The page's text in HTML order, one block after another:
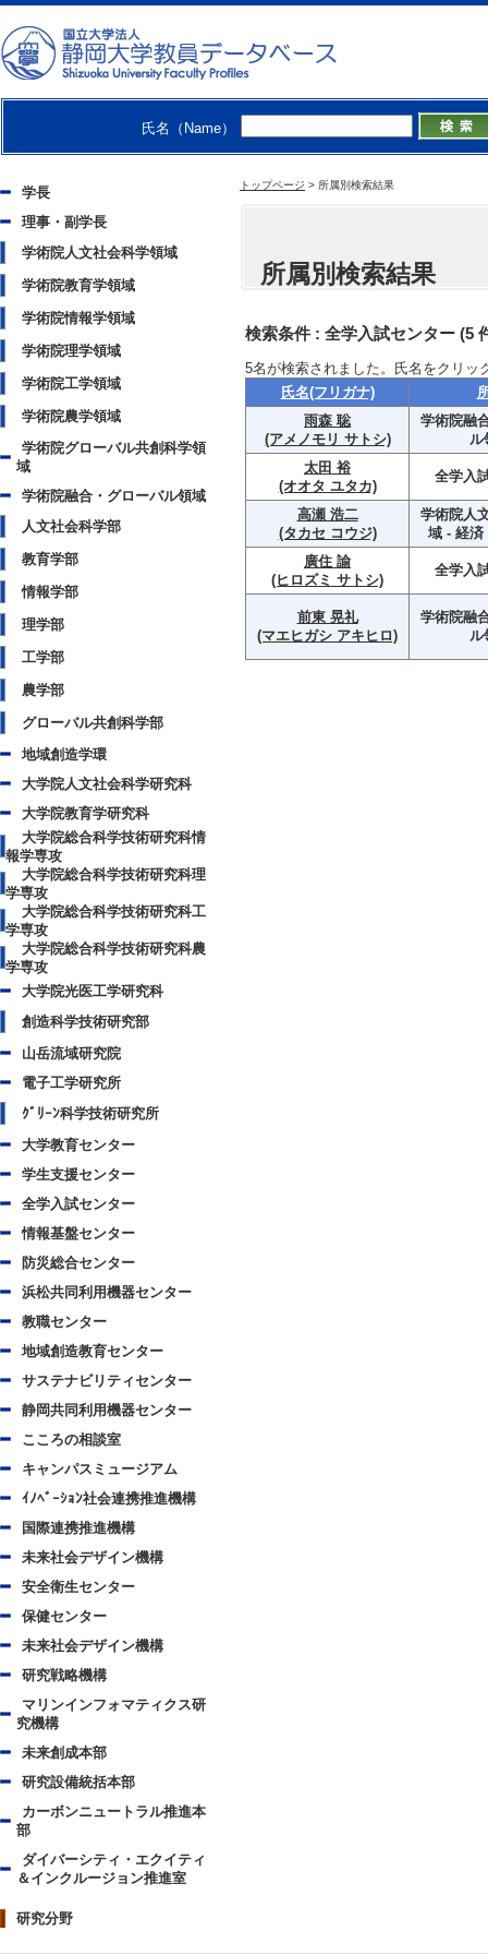
氏名（Name）
学長
理事・副学長
学術院人文社会科学領域
学術院教育学領域
学術院情報学領域
学術院理学領域
学術院工学領域
学術院農学領域
学術院グローバル共創科学領
域
学術院融合・グローバル領域
人文社会科学部
教育学部
情報学部
理学部
工学部
農学部
グローバル共創科学部
地域創造学環
大学院人文社会科学研究科
大学院教育学研究科
大学院総合科学技術研究科情
報学専攻
大学院総合科学技術研究科理
学専攻
大学院総合科学技術研究科工
学専攻
大学院総合科学技術研究科農
学専攻
大学院光医工学研究科
創造科学技術研究部
山岳流域研究院
電子工学研究所
ｸﾞﾘｰﾝ科学技術研究所
大学教育センター
学生支援センター
全学入試センター
情報基盤センター
防災総合センター
浜松共同利用機器センター
教職センター
地域創造教育センター
サステナビリティセンター
静岡共同利用機器センター
こころの相談室
キャンパスミュージアム
ｲﾉﾍﾞｰｼｮﾝ社会連携推進機構
国際連携推進機構
未来社会デザイン機構
安全衛生センター
保健センター
未来社会デザイン機構
研究戦略機構
マリンインフォマティクス研
究機構
未来創成本部
研究設備統括本部
カーボンニュートラル推進本
部
ダイバーシティ・エクイティ
＆インクルージョン推進室
研究分野
トップページ > 所属別検索結果
所属別検索結果
検索条件 : 全学入試センター (5
5名が検索されました。氏名をクリッ
氏名(フリガナ)
雨森 聡
(アメノモリ サトシ)
学術院融
ル
太田 裕
(オオタ ユタカ)
全学入
高瀬 浩二
(タカセ コウジ)
学術院人
域 - 経済
廣住 諭
(ヒロズミ サトシ)
全学入
前東 晃礼
(マエヒガシ アキヒロ)
学術院融
ル